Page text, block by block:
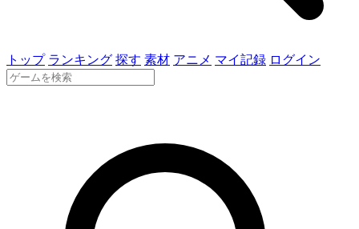
トップ ランキング 探す 素材 アニメ マイ記録 ログイン